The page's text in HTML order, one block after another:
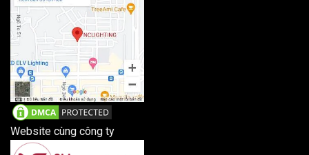
Website cùng công ty